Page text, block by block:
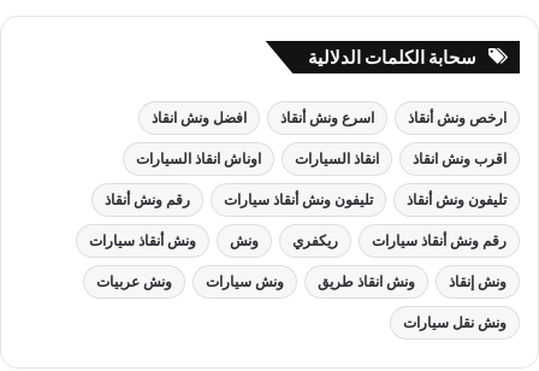
سحابة الكلمات الدلالية
ارخص ونش أنقاذ اسرع ونش أنقاذ افضل ونش انقاذ
اقرب ونش انقاذ انقاذ السيارات اوناش انقاذ السيارات
تليفون ونش أنقاذ تليفون ونش أنقاذ سيارات رقم ونش أنقاذ
رقم ونش أنقاذ سيارات ريكفري ونش ونش أنقاذ سيارات
ونش إنقاذ ونش انقاذ طريق ونش سيارات ونش عربيات
ونش نقل سيارات